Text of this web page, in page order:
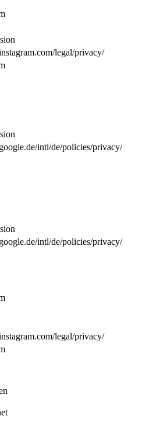
legal/privacy/
intl/de/policies/privacy/
intl/de/policies/privacy/
legal/privacy/